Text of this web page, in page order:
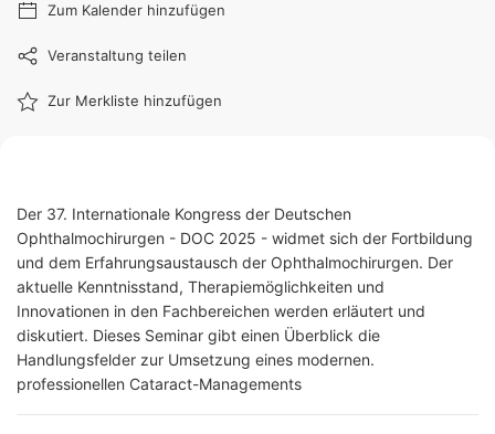
Zum Kalender hinzufügen
Veranstaltung teilen
Zur Merkliste hinzufügen
Der 37. Internationale Kongress der Deutschen
Ophthalmochirurgen - DOC 2025 - widmet sich der Fortbildung
und dem Erfahrungsaustausch der Ophthalmochirurgen. Der
aktuelle Kenntnisstand, Therapiemöglichkeiten und
Innovationen in den Fachbereichen werden erläutert und
diskutiert. Dieses Seminar gibt einen Überblick die
Handlungsfelder zur Umsetzung eines modernen.
professionellen Cataract-Managements